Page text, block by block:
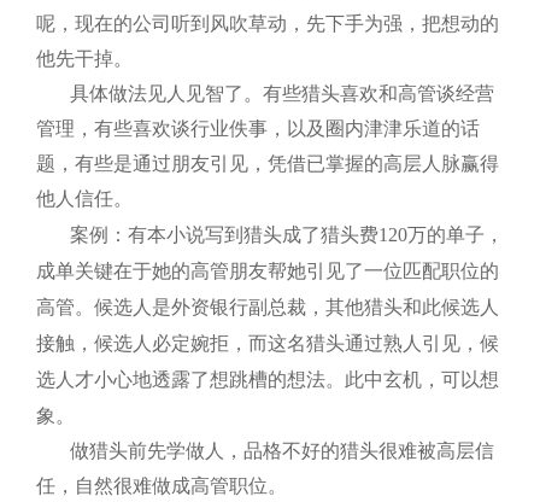
呢，现在的公司听到风吹草动，先下手为强，把想动的
他先干掉。
具体做法见人见智了。有些猎头喜欢和高管谈经营
管理，有些喜欢谈行业佚事，以及圈内津津乐道的话
题，有些是通过朋友引见，凭借已掌握的高层人脉赢得
他人信任。
案例：有本小说写到猎头成了猎头费120万的单子，
成单关键在于她的高管朋友帮她引见了一位匹配职位的
高管。候选人是外资银行副总裁，其他猎头和此候选人
接触，候选人必定婉拒，而这名猎头通过熟人引见，候
选人才小心地透露了想跳槽的想法。此中玄机，可以想
象。
做猎头前先学做人，品格不好的猎头很难被高层信
任，自然很难做成高管职位。